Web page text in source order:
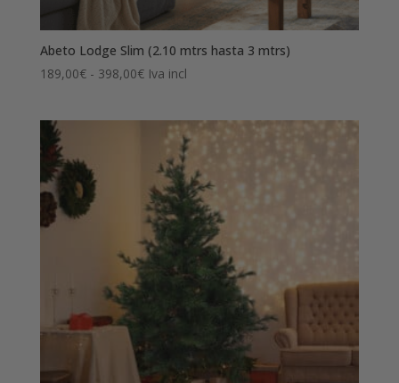
Abeto Lodge Slim (2.10 mtrs hasta 3 mtrs)
189,00€ - 398,00€Rango
desde
189,00€
hasta
398,00€
Iva incl